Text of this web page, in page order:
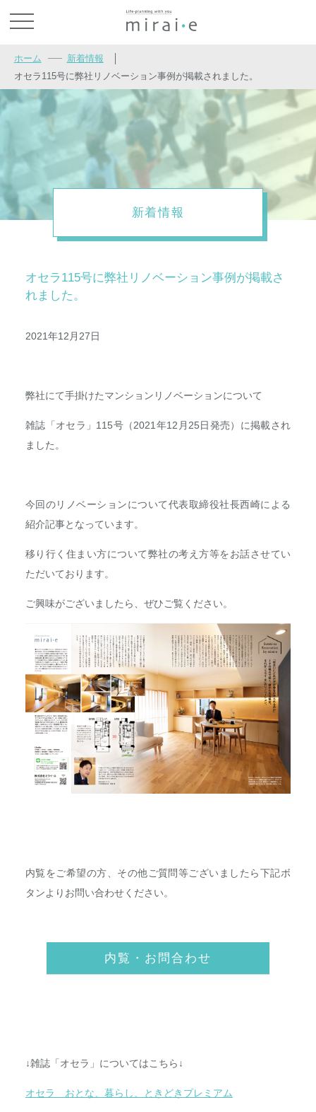
ホーム 新着情報
オセラ115号に弊社リノベーション事例が掲載されました。
新着情報
オセラ115号に弊社リノベーション事例が掲載さ
れました。
2021年12月27日
弊社にて手掛けたマンションリノベーションについて
雑誌「オセラ」115号（2021年12月25日発売）に掲載され
ました。
今回のリノベーションについて代表取締役社長西崎による
紹介記事となっています。
移り行く住まい方について弊社の考え方等をお話させてい
ただいております。
ご興味がございましたら、ぜひご覧ください。
内覧をご希望の方、 その他ご質問等ございましたら下記ボ
タンよりお問い合わせくださ い。
内覧・お問合わせ
↓雑誌「オセラ」についてはこちら↓
オセラ おとな、暮らし、ときどきプレミアム